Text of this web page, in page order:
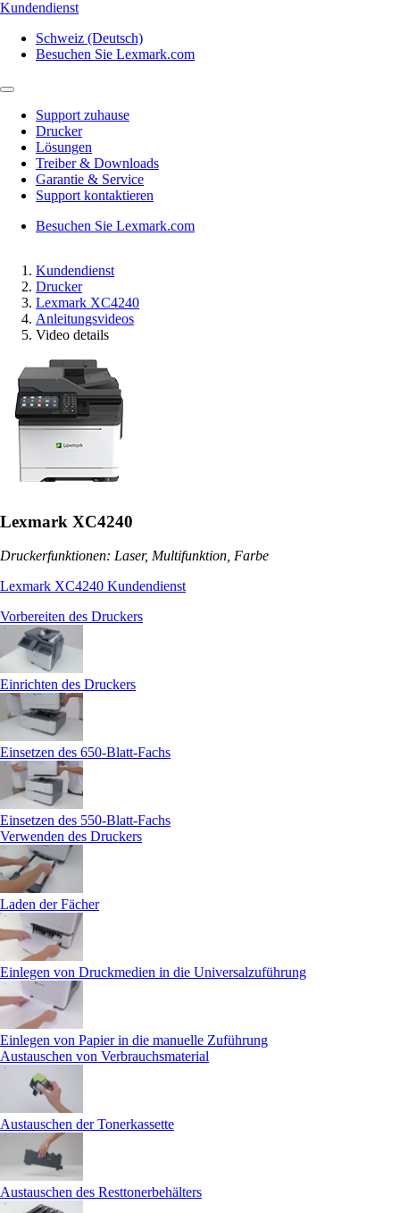
Kundendienst
Schweiz (Deutsch)
Besuchen Sie Lexmark.com
Support zuhause
Drucker
Lösungen
Treiber & Downloads
Garantie & Service
Support kontaktieren
Besuchen Sie Lexmark.com
Kundendienst
Drucker
Lexmark XC4240
Anleitungsvideos
Video details
Lexmark XC4240
Druckerfunktionen: Laser, Multifunktion, Farbe
Lexmark XC4240 Kundendienst
Vorbereiten des Druckers
Einrichten des Druckers
Einsetzen des 650-Blatt-Fachs
Einsetzen des 550-Blatt-Fachs
Verwenden des Druckers
Laden der Fächer
Einlegen von Druckmedien in die Universalzuführung
Einlegen von Papier in die manuelle Zuführung
Austauschen von Verbrauchsmaterial
Austauschen der Tonerkassette
Austauschen des Resttonerbehälters